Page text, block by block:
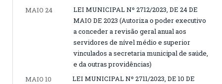
MAIO 24
LEI MUNICIPAL Nº 2712/2023, DE 24 DE
MAIO DE 2023 (Autoriza o poder executivo
a conceder a revisão geral anual aos
servidores de nível médio e superior
vinculados a secretaria municipal de saúde,
e da outras providências)
MAIO 10
LEI MUNICIPAL Nº 2711/2023, DE 10 DE